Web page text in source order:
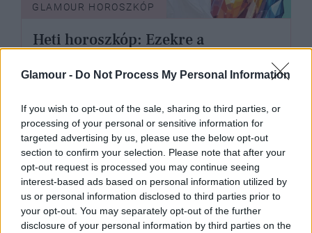
Glamour - Do Not Process My Personal Information
If you wish to opt-out of the sale, sharing to third parties, or
processing of your personal or sensitive information for
targeted advertising by us, please use the below opt-out
section to confirm your selection. Please note that after your
opt-out request is processed you may continue seeing
interest-based ads based on personal information utilized by
us or personal information disclosed to third parties prior to
your opt-out. You may separately opt-out of the further
disclosure of your personal information by third parties on the
GLAMOUR HOROSZKÓP
Heti horoszkóp: Ezekre a
várnak március 23. és 29. között